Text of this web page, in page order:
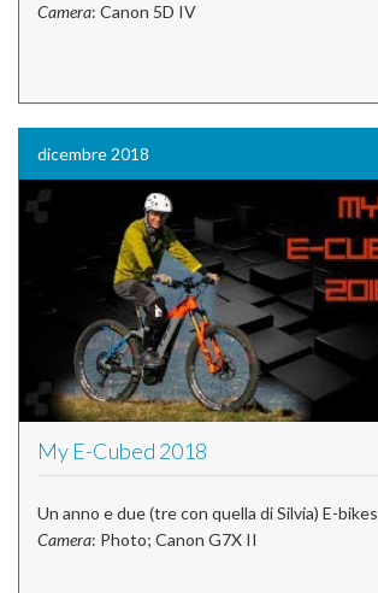
Camera: Canon 5D IV
dicembre 2018
My E-Cubed 2018
Un anno e due (tre con quella di Silvia) E-bikes
Camera: Photo; Canon G7X II